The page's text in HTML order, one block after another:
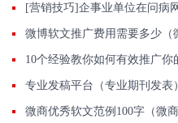
微博软文推广费用需要多少（
10个经验教你如何有效推广你
专业发稿平台（专业期刊发表）
微商优秀软文范例100字（微